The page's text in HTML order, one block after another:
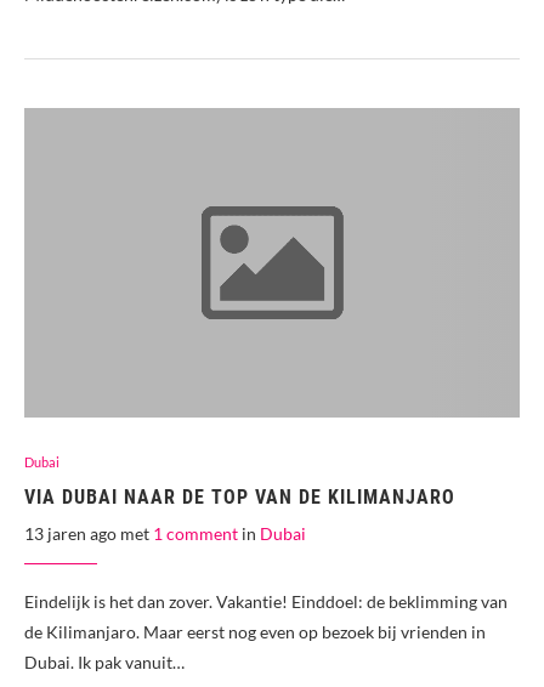
Dubai
VIA DUBAI NAAR DE TOP VAN DE KILIMANJARO
13 jaren ago met 1 comment in Dubai
Eindelijk is het dan zover. Vakantie! Einddoel: de beklimming van
de Kilimanjaro. Maar eerst nog even op bezoek bij vrienden in
Dubai. Ik pak vanuit…